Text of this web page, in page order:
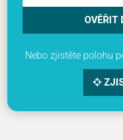
OVĚŘIT
Nebo zjistěte polohu